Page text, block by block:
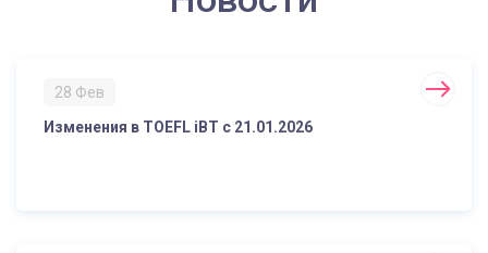
28 Фев
Изменения в TOEFL iBT с 21.01.2026